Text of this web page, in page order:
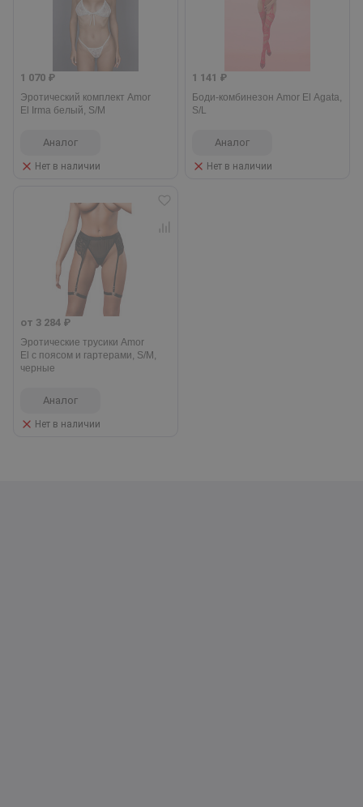
1 070 ₽
Эротический комплект Amor
El Irma белый, S/M
Аналог
Нет в наличии
1 141 ₽
Боди-комбинезон Amor El Agata,
S/L
Аналог
Нет в наличии
от 3 284 ₽
Эротические трусики Amor
El с поясом и гартерами, S/M,
черные
Аналог
Нет в наличии